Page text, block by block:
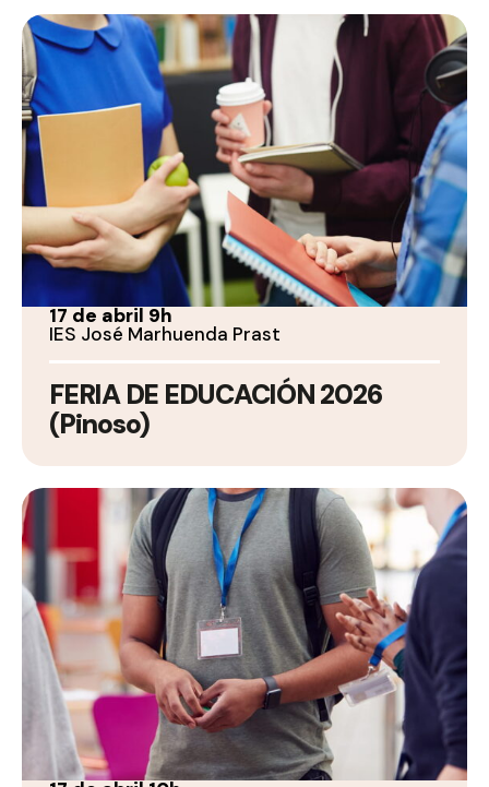
17 de abril 9h
IES José Marhuenda Prast
FERIA DE EDUCACIÓN 2026
(Pinoso)